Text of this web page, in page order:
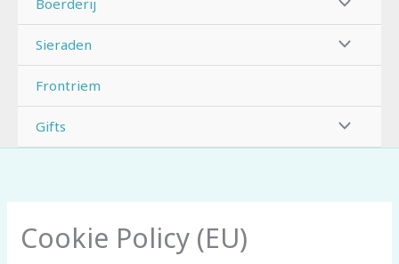
Boerderij
Sieraden
Frontriem
Gifts
Cookie Policy (EU)